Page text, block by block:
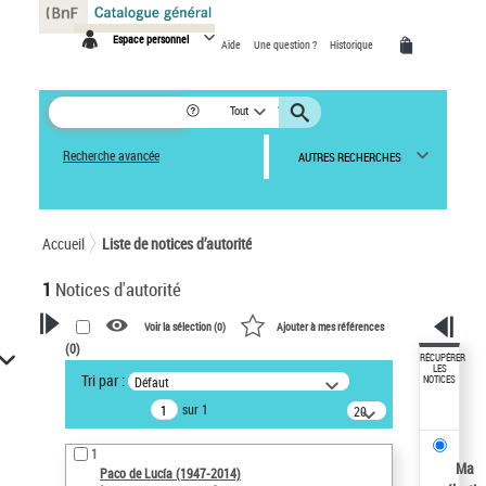
Espace personnel Aide Une question ? Historique
Tout
Recherche avancée AUTRES RECHERCHES
Accueil Liste de notices d’autorité
1 Notices d'autorité
VOTRE RECHERCHE
Recherche avancée dans les
notices d’autorité
Œuvres liées à l'auteur :
Paco de Lucía (1947-2014)
Voir la sélection (0) Ajouter à mes références
(0)
Tri par : Défaut
sur 1
20
résultats/page
1
Paco de Lucía (1947-2014)
RÉCUPÉRER
LES
NOTICES
Ma
Panneau de gestion des cookies